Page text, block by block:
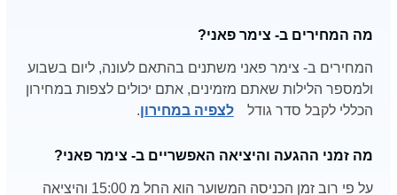
מה המחירים ב- צימר פאני?
המחירים ב- צימר פאני משתנים בהתאם לעונה, ליום בשבוע
ולמספר הלילות שאתם מזמינים, אתם יכולים לצפות במחירון
הכללי לקבל סדר גודל
לצפיה במחירון.
מה זמני ההגעה והיציאה האפשריים ב- צימר פאני?
על פי רוב זמן הכניסה המשוער הוא החל מ 15:00 והיציאה